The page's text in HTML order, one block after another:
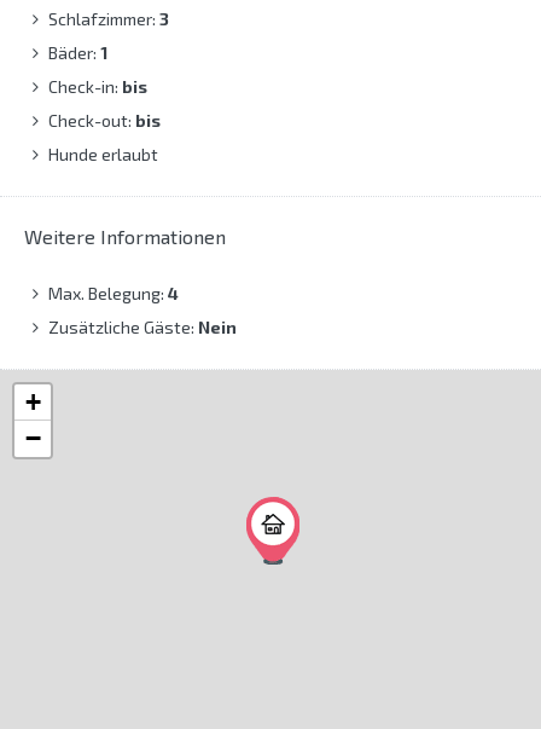
Schlafzimmer: 3
Bäder: 1
Check-in: bis
Check-out: bis
Hunde erlaubt
Weitere Informationen
Max. Belegung: 4
Zusätzliche Gäste: Nein
+
−